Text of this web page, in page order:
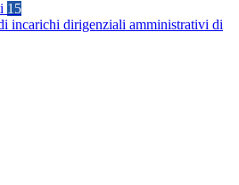
15
incarichi dirigenziali amministrativi di